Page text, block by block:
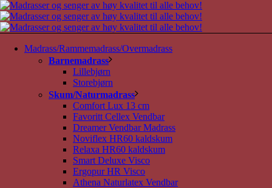
Madrass/Rammemadrass/Overmadrass
Barnemadrass
Lillebjørn
Storebjørn
Skum/Naturmadrass
Comfort Lux 13 cm
Favoritt Cellex Vendbar
Dreamer Vendbar Madrass
Noviflex HR60 kaldskum
Relaxa HR60 kaldskum
Smart Deluxe Visco
Ergopur HR Visco
Athena Naturlatex Vendbar